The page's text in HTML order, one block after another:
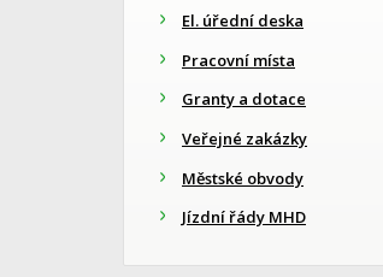
El. úřední deska
Pracovní místa
Granty a dotace
Veřejné zakázky
Městské obvody
Jízdní řády MHD